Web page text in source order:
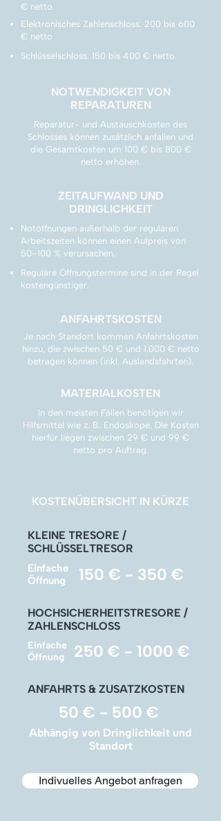
€ netto.
Elektronisches Zahlenschloss: 200 bis 600
€ netto
Schlüsselschloss: 150 bis 400 € netto.
NOTWENDIGKEIT VON
REPARATUREN
Reparatur- und Austauschkosten des
Schlosses können zusätzlich anfallen und
die Gesamtkosten um 100 € bis 800 €
netto erhöhen.
ZEITAUFWAND UND
DRINGLICHKEIT
Notöffnungen außerhalb der regulären
Arbeitszeiten können einen Aufpreis von
50–100 % verursachen.
Reguläre Öffnungstermine sind in der Regel
kostengünstiger.
ANFAHRTSKOSTEN
Je nach Standort kommen Anfahrtskosten
hinzu, die zwischen 50 € und 1.000 € netto
betragen können (inkl. Auslandsfahrten).
MATERIALKOSTEN
In den meisten Fällen benötigen wir
Hilfsmittel wie z. B. Endoskope. Die Kosten
hierfür liegen zwischen 29 € und 99 €
netto pro Auftrag.
KOSTENÜBERSICHT IN KÜRZE
KLEINE TRESORE /
SCHLÜSSELTRESOR
Einfache
Öffnung
150 € - 350 €
HOCHSICHERHEITSTRESORE /
ZAHLENSCHLOSS
Einfache
Öffnung
250 € - 1000 €
ANFAHRTS & ZUSATZKOSTEN
50 € - 500 €
Abhängig von Dringlichkeit und
Standort
Indivuelles Angebot anfragen